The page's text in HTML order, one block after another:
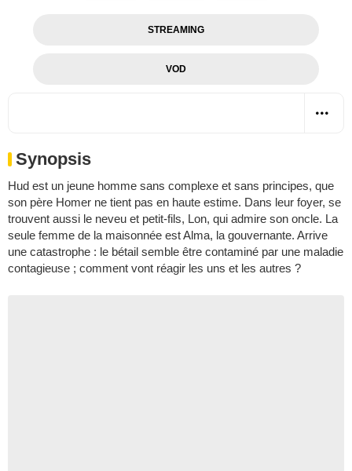
STREAMING
VOD
Synopsis
Hud est un jeune homme sans complexe et sans principes, que
son père Homer ne tient pas en haute estime. Dans leur foyer, se
trouvent aussi le neveu et petit-fils, Lon, qui admire son oncle. La
seule femme de la maisonnée est Alma, la gouvernante. Arrive
une catastrophe : le bétail semble être contaminé par une maladie
contagieuse ; comment vont réagir les uns et les autres ?